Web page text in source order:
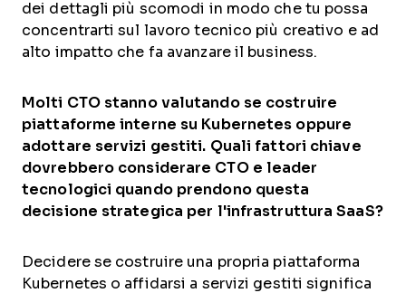
dei dettagli più scomodi in modo che tu possa
concentrarti sul lavoro tecnico più creativo e ad
alto impatto che fa avanzare il business.
Molti CTO stanno valutando se costruire
piattaforme interne su Kubernetes oppure
adottare servizi gestiti. Quali fattori chiave
dovrebbero considerare CTO e leader
tecnologici quando prendono questa
decisione strategica per l'infrastruttura SaaS?
Decidere se costruire una propria piattaforma
Kubernetes o affidarsi a servizi gestiti significa